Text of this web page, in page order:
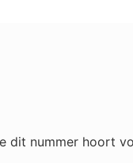
dit nummer hoort